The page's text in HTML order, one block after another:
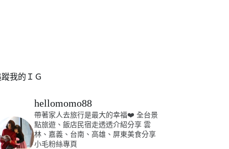
我的ＩＧ
hellomomo88
帶著家人去旅行是最大的幸福❤️ 全台景
點旅遊、飯店民宿走透透介紹分享 雲
林、嘉義、台南、高雄、屏東美食分享
小毛粉絲專頁